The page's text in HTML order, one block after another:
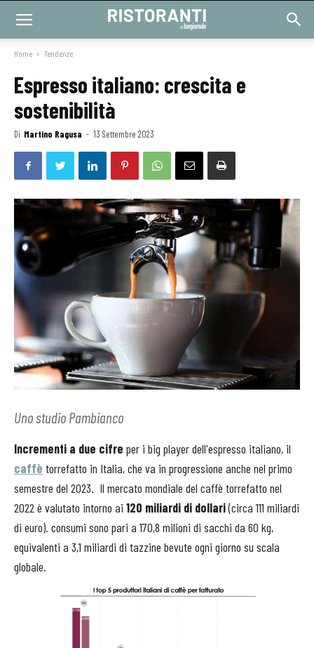
Home Tendenze
Espresso italiano: crescita e
sostenibilità
Di Martino Ragusa - 13 Settembre 2023
Uno studio Pambianco
Incrementi a due cifre per i big player dell'espresso italiano, il
caffè torrefatto in Italia, che va in progressione anche nel primo
semestre del 2023. Il mercato mondiale del caffè torrefatto nel
2022 è valutato intorno ai 120 miliardi di dollari(circa 111 miliardi
di euro). consumi sono pari a 170,8 milioni di sacchi da 60 kg,
equivalenti a 3,1 miliardi di tazzine bevute ogni giorno su scala
globale.